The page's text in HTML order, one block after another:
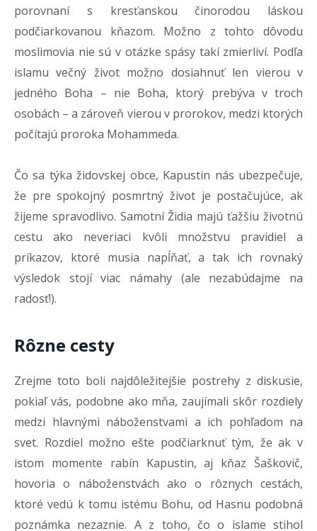
porovnaní s kresťanskou činorodou láskou
podčiarkovanou kňazom. Možno z tohto dôvodu
moslimovia nie sú v otázke spásy takí zmierliví. Podľa
islamu večný život možno dosiahnuť len vierou v
jedného Boha – nie Boha, ktorý prebýva v troch
osobách – a zároveň vierou v prorokov, medzi ktorých
počítajú proroka Mohammeda.
Čo sa týka židovskej obce, Kapustin nás ubezpečuje,
že pre spokojný posmrtný život je postačujúce, ak
žijeme spravodlivo. Samotní Židia majú ťažšiu životnú
cestu ako neveriaci kvôli množstvu pravidiel a
príkazov, ktoré musia napĺňať, a tak ich rovnaký
výsledok stojí viac námahy (ale nezabúdajme na
radosť!).
Rôzne cesty
Zrejme toto boli najdôležitejšie postrehy z diskusie,
pokiaľ vás, podobne ako mňa, zaujímali skôr rozdiely
medzi hlavnými náboženstvami a ich pohľadom na
svet. Rozdiel možno ešte podčiarknuť tým, že ak v
istom momente rabín Kapustin, aj kňaz Šaškovič,
hovoria o náboženstvách ako o rôznych cestách,
ktoré vedú k tomu istému Bohu, od Hasnu podobná
poznámka nezaznie. A z toho, čo o islame stihol